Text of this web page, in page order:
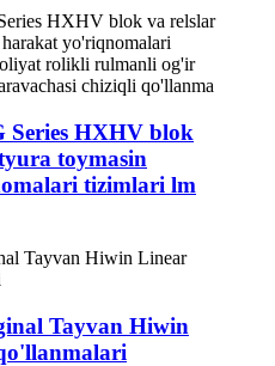
Series HXHV blok
toymasin
tizimlari lm
Tayvan Hiwin